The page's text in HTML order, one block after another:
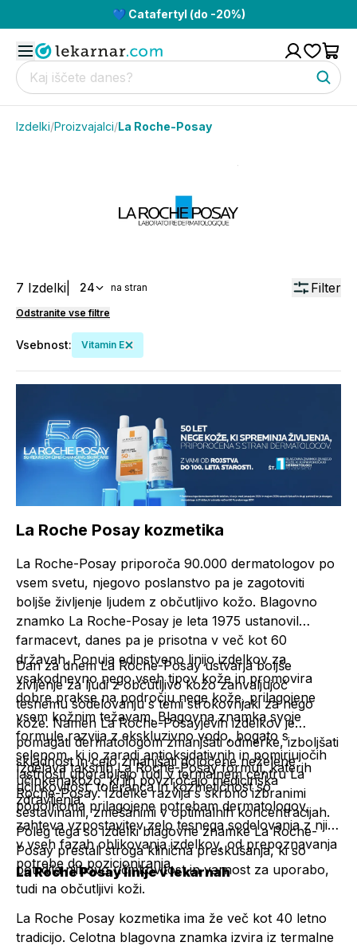
💙 Catafertyl (do -20%)
Izdelki/Proizvajalci/La Roche-Posay
7 Izdelki 24 na stran Filter
Odstranite vse filtre
Vsebnost: Vitamin E
La Roche Posay kozmetika
La Roche-Posay priporoča 90.000 dermatologov po
vsem svetu, njegovo poslanstvo pa je zagotoviti
boljše življenje ljudem z občutljivo kožo. Blagovno
znamko La Roche-Posay je leta 1975 ustanovil
farmacevt, danes pa je prisotna v več kot 60
državah. Ponuja edinstveno linijo izdelkov za
vsakodnevno nego vseh tipov kože in promovira
dobre prakse na področju nege kože, prilagojene
vsem kožnim težavam. Blagovna znamka svoje
formule razvija z ekskluzivno vodo, bogato s
selenom, ki jo zaradi antioksidativnih in pomirjujočih
lastnosti uporabljajo tudi v termalnem centru La
Roche-Posay. Izdelke razvija s skrbno izbranimi
sestavinami, zmešanimi v optimalnih koncentracijah.
Poleg tega so izdelki blagovne znamke La Roche-
Posay prestali stroga klinična preskušanja, ki so
potrdila njihovo učinkovitost in varnost za uporabo,
tudi na občutljivi koži.
Dan za dnem La Roche-Posay ustvarja boljše
življenje za ljudi z občutljivo kožo zahvaljujoč
tesnemu sodelovanju s temi strokovnjaki za nego
kože. Namen La Roche-Posayjevih izdelkov je
pomagati dermatologom zmanjšati odmerke, izboljšati
skladnost in celo zmanjšati določene neželene
učinkenakožo, ki jih povzročajo medicinska
zdravljenja.
Izdelava takšnih La Roche-Posay formul, katerih
učinkovitost, toleranca in kozmetičnost so
popolnoma prilagojene potrebam dermatologov,
zahteva vzpostavitev zelo tesnega sodelovanja z njimi
v vseh fazah oblikovanja izdelkov, od prepoznavanja
potrebe do pozicioniranja.
La Roche Posay linije v lekarnah
La Roche Posay kozmetika ima že več kot 40 letno
tradicijo. Celotna blagovna znamka izvira iz termalne